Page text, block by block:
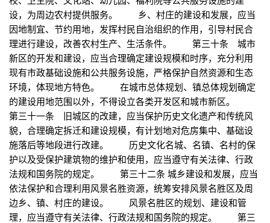
设，为周边农村提供服务。 乡、村庄的建设和发展，应当
因地制宜、节约用地，发挥村民自治组织的作用，引导村民合
理进行建设，改善农村生产、生活条件。 第三十条 城市
新区的开发和建设，应当合理确定建设规模和时序，充分利用
现有市政基础设施和公共服务设施，严格保护自然资源和生态
环境，体现地方特色。 在城市总体规划、镇总体规划确定
的建设用地范围以外，不得设立各类开发区和城市新区。
第三十一条 旧城区的改建，应当保护历史文化遗产和传统风
貌，合理确定拆迁和建设规模，有计划地对危房集中、基础设
施落后等地段进行改建。 历史文化名城、名镇、名村的保
护以及受保护建筑物的维护和使用，应当遵守有关法律、行政
法规和国务院的规定。 第三十二条 城乡建设和发展，应当
依法保护和合理利用风景名胜资源，统筹安排风景名胜区及周
边乡、镇、村庄的建设。 风景名胜区的规划、建设和管
理，应当遵守有关法律、行政法规和国务院的规定。 第三